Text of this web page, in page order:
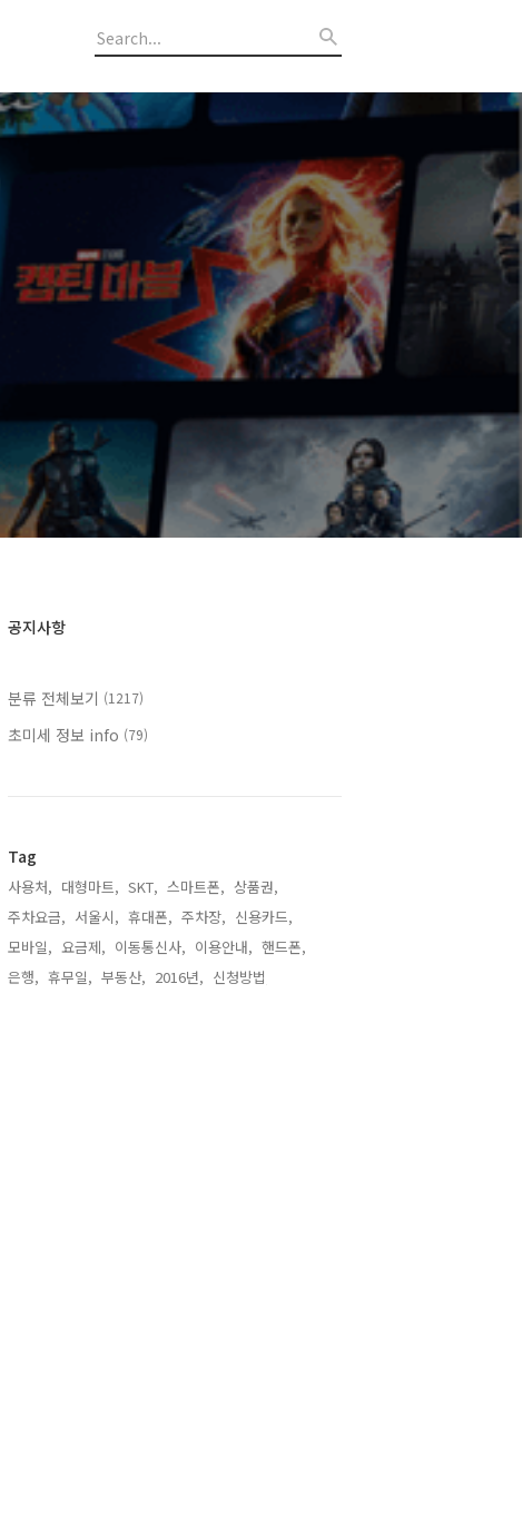
공지사항
분류 전체보기 (1217)
초미세 정보 info (79)
Tag
사용처, 대형마트, SKT, 스마트폰, 상품권,
주차요금, 서울시, 휴대폰, 주차장, 신용카드,
모바일, 요금제, 이동통신사, 이용안내, 핸드폰,
은행, 휴무일, 부동산, 2016년, 신청방법,